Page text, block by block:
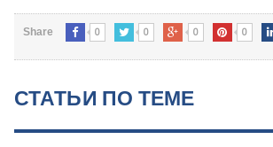
Share 0 0 0 0
СТАТЬИ ПО ТЕМЕ